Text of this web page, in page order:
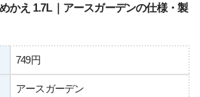
かえ 1.7L｜アースガーデンの仕様・製
749円
アースガーデン